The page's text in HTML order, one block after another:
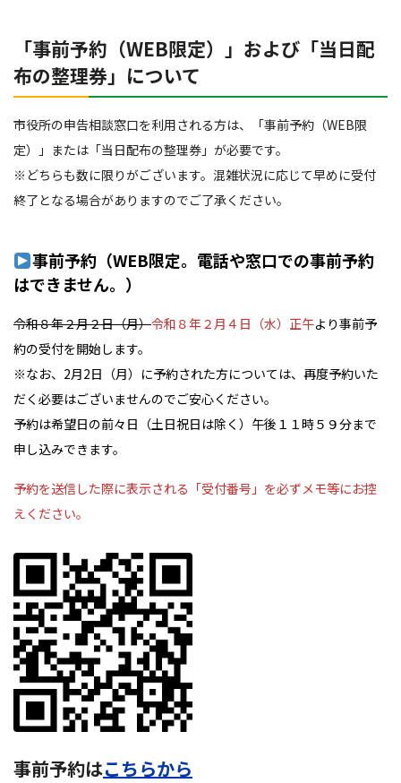
「事前予約（WEB限定）」および「当日配
布の整理券」について
市役所の申告相談窓口を利用される方は、「事前予約（WEB限
定）」または「当日配布の整理券」が必要です。
※どちらも数に限りがございます。混雑状況に応じて早めに受付
終了となる場合がありますのでご了承ください。
事前予約（WEB限定。電話や窓口での事前予約
はできません。）
令和８年２月２日（月）令和８年２月４日（水）正午より事前予
約の受付を開始します。
※なお、2月2日（月）に予約された方については、再度予約いた
だく必要はございませんのでご安心ください。
予約は希望日の前々日（土日祝日は除く）午後１１時５９分まで
申し込みできます。
予約を送信した際に表示される「受付番号」を必ずメモ等にお控
えください。
事前予約はこちらから